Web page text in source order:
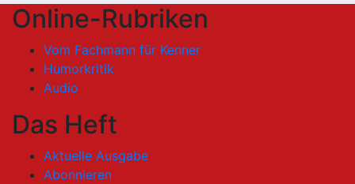
Online-Rubriken
Vom Fachmann für Kenner
Humorkritik
Audio
Das Heft
Aktuelle Ausgabe
Abonnieren